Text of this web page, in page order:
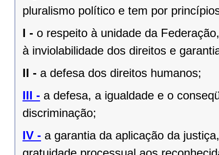
pluralismo político e tem por
I - o respeito à unidade da
à inviolabilidade dos direitos e
II - a defesa dos direitos humanos;
III - a defesa, a igualdade e o
discriminação;
IV - a garantia da aplicação da